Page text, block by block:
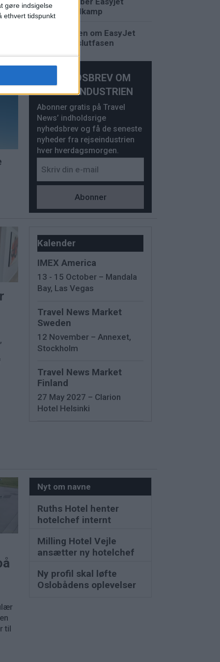
gøre indsigelse
ethvert tidspunktefter budkamp
Budstriden om EasyJet
går ind i slutfasen
NYHEDSBREV OM
REJSEINDUSTRIEN
Abonner gratis på Travel
News’ indholdsrige
nyhedsbrev og få de seneste
nyheder fra rejseindustrien
hver hverdagsmorgen.
Kalender
IMEX America
13 - 15 October – Mandala
Bay, Las Vegas
Travel News Market
Sweden
12 November – Annexet,
Stockholm
Travel News Market
Finland
27 May 2027 – Clarion
Hotel Helsinki
til
Nyt om navne
Ruths Hotel henter
hotelchef internt
Milling Hotel Vejle
ansætter ny hotelchef
Ny profil skal løfte
Oslobådens oplevelser